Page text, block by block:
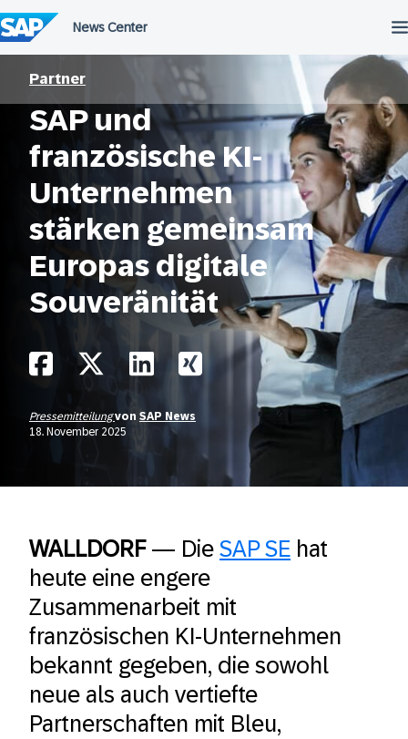
Partner
SAP und
französische KI-
Unternehmen
stärken gemeinsam
Europas digitale
Souveränität
Pressemitteilungvon SAP News
18. November 2025
WALLDORF — Die SAP SE hat
heute eine engere
Zusammenarbeit mit
französischen KI-Unternehmen
bekannt gegeben, die sowohl
neue als auch vertiefte
Partnerschaften mit Bleu,